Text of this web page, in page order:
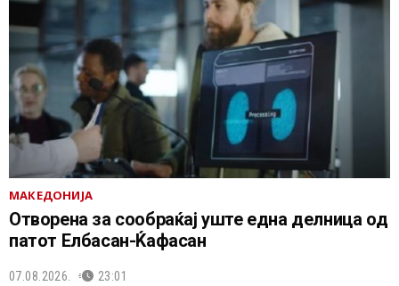
МАКЕДОНИЈА
Отворена за сообраќај уште една делница од
патот Елбасан-Ќафасан
07.08.2026. 23:01